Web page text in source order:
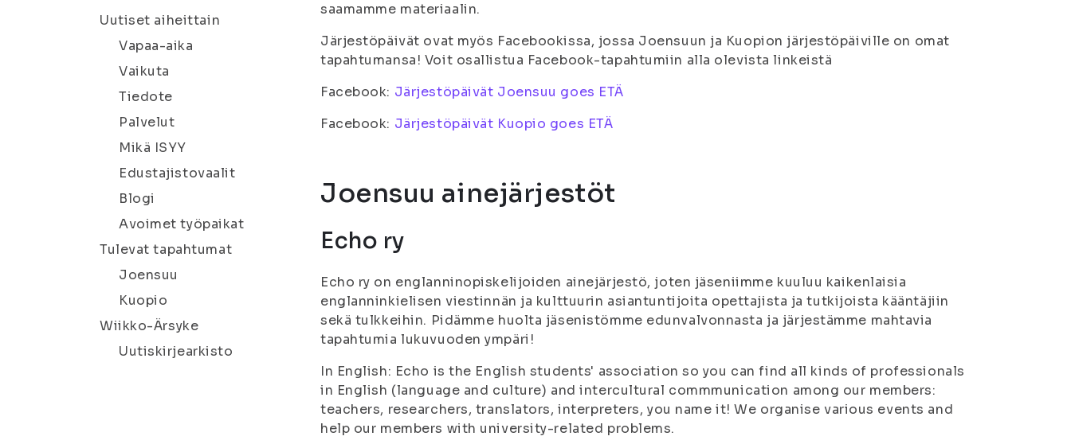
Uutiset aiheittain
Vapaa-aika
Vaikuta
Tiedote
Palvelut
Mikä ISYY
Edustajistovaalit
Blogi
Avoimet työpaikat
Tulevat tapahtumat
Joensuu
Kuopio
Wiikko-Ärsyke
Uutiskirjearkisto
saamamme materiaalin.
Järjestöpäivät ovat myös Facebookissa, jossa Joensuun ja Kuopion järjestöpäiville on omat
tapahtumansa! Voit osallistua Facebook-tapahtumiin alla olevista linkeistä
Facebook: Järjestöpäivät Joensuu goes ETÄ
Facebook: Järjestöpäivät Kuopio goes ETÄ
Joensuu ainejärjestöt
Echo ry
Echo ry on englanninopiskelijoiden ainejärjestö, joten jäseniimme kuuluu kaikenlaisia
englanninkielisen viestinnän ja kulttuurin asiantuntijoita opettajista ja tutkijoista kääntäjiin
sekä tulkkeihin. Pidämme huolta jäsenistömme edunvalvonnasta ja järjestämme mahtavia
tapahtumia lukuvuoden ympäri!
In English: Echo is the English students' association so you can find all kinds of professionals
in English (language and culture) and intercultural commmunication among our members:
teachers, researchers, translators, interpreters, you name it! We organise various events and
help our members with university-related problems.